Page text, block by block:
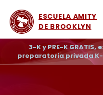
ESCUELA AMITY
DE BROOKLYN
3-K y PRE-K GRATIS,
preparatoria privada K-